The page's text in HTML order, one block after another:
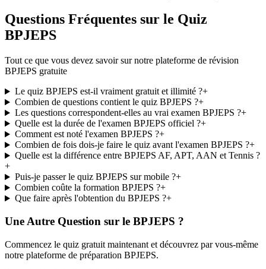
Questions Fréquentes sur le Quiz
BPJEPS
Tout ce que vous devez savoir sur notre plateforme de révision
BPJEPS gratuite
Le quiz BPJEPS est-il vraiment gratuit et illimité ?+
Combien de questions contient le quiz BPJEPS ?+
Les questions correspondent-elles au vrai examen BPJEPS ?+
Quelle est la durée de l'examen BPJEPS officiel ?+
Comment est noté l'examen BPJEPS ?+
Combien de fois dois-je faire le quiz avant l'examen BPJEPS ?+
Quelle est la différence entre BPJEPS AF, APT, AAN et Tennis ?
+
Puis-je passer le quiz BPJEPS sur mobile ?+
Combien coûte la formation BPJEPS ?+
Que faire après l'obtention du BPJEPS ?+
Une Autre Question sur le BPJEPS ?
Commencez le quiz gratuit maintenant et découvrez par vous-même
notre plateforme de préparation BPJEPS.